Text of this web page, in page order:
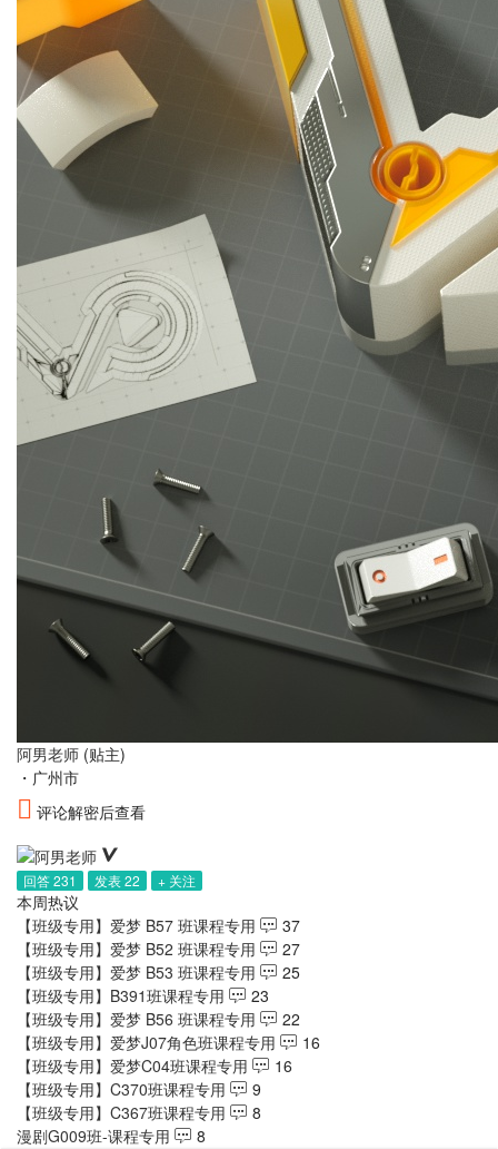
阿男老师 (贴主)
・ 广州市
评论解密后查看
回答 231 发表 22 + 关注
本周热议
【班级专用】爱梦 B57 班课程专用
37
【班级专用】爱梦 B52 班课程专用
27
【班级专用】爱梦 B53 班课程专用
25
【班级专用】B391班课程专用
23
【班级专用】爱梦 B56 班课程专用
22
【班级专用】爱梦J07角色班课程专用
16
【班级专用】爱梦C04班课程专用
16
【班级专用】C370班课程专用
9
【班级专用】C367班课程专用
8
漫剧G009班-课程专用
8